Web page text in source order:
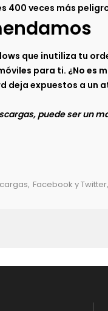
400 veces más
que inutiliza tu
para ti. ¿No es
deja expuestos a un
puede ser un
, Facebook y Twitter,